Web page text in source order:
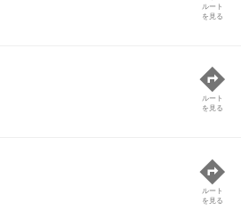
ルート
を見る
ルート
を見る
ルート
を見る